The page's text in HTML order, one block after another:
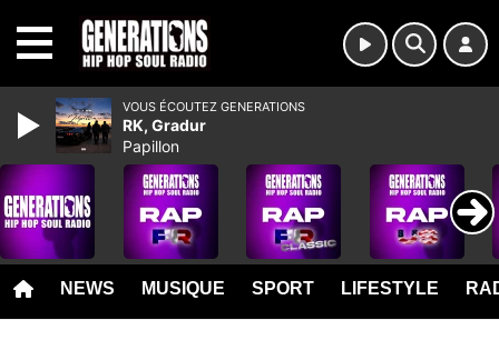
NEWS MUSIQUE SPORT LIFESTYLE
VOUS ÉCOUTEZ GENERATIONS
RK, Gradur
Papillon